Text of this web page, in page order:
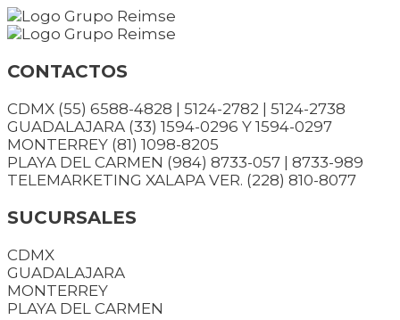
Saltar
al
CONTACTOS
CDMX (55) 6588-4828 | 5124-2782 | 5124-2738
GUADALAJARA (33) 1594-0296 Y 1594-0297
MONTERREY (81) 1098-8205
PLAYA DEL CARMEN (984) 8733-057 | 8733-989
TELEMARKETING XALAPA VER. (228) 810-8077
SUCURSALES
CDMX
GUADALAJARA
MONTERREY
PLAYA DEL CARMEN